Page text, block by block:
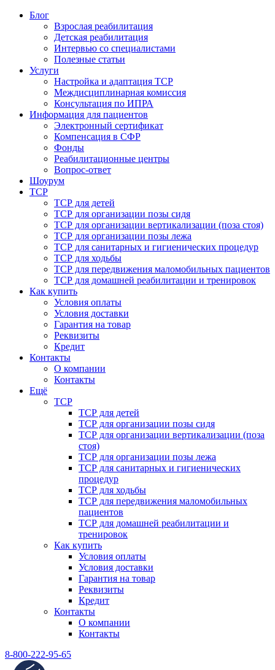
Блог
Взрослая реабилитация
Детская реабилитация
Интервью со специалистами
Полезные статьи
Услуги
Настройка и адаптация ТСР
Междисциплинарная комиссия
Консультация по ИПРА
Информация для пациентов
Электронный сертификат
Компенсация в СФР
Фонды
Реабилитационные центры
Вопрос-ответ
Шоурум
ТСР
ТСР для детей
ТСР для организации позы сидя
ТСР для организации вертикализации (поза стоя)
ТСР для организации позы лежа
ТСР для санитарных и гигиенических процедур
ТСР для ходьбы
ТСР для передвижения маломобильных пациентов
ТСР для домашней реабилитации и тренировок
Как купить
Условия оплаты
Условия доставки
Гарантия на товар
Реквизиты
Кредит
Контакты
О компании
Контакты
Ещё
ТСР
ТСР для детей
ТСР для организации позы сидя
ТСР для организации вертикализации (поза
стоя)
ТСР для организации позы лежа
ТСР для санитарных и гигиенических
процедур
ТСР для ходьбы
ТСР для передвижения маломобильных
пациентов
ТСР для домашней реабилитации и
тренировок
Как купить
Условия оплаты
Условия доставки
Гарантия на товар
Реквизиты
Кредит
Контакты
О компании
Контакты
8-800-222-95-65